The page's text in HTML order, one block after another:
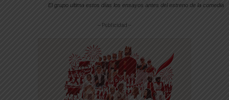
El grupo ultima estos días los ensayos antes del estreno de la comedia
-- Publicidad --